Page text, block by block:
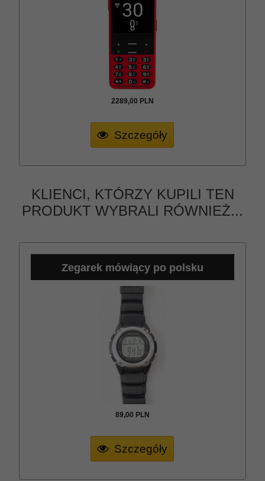
2289,00 PLN
Szczegóły
KLIENCI, KTÓRZY KUPILI TEN
PRODUKT WYBRALI RÓWNIEŻ...
Zegarek mówiący po polsku
89,00 PLN
Szczegóły